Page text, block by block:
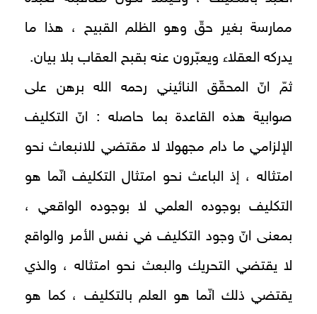
ممارسة بغير حقّ وهو الظلم القبيح ، هذا ما
يدركه العقلاء ويعبّرون عنه بقبح العقاب بلا بيان.
ثمّ انّ المحقّق النائيني رحمه ‌الله برهن على
صوابية هذه القاعدة بما حاصله : انّ التكليف
الإلزامي ما دام مجهولا لا مقتضي للانبعاث نحو
امتثاله ، إذ الباعث نحو امتثال التكليف انّما هو
التكليف بوجوده العلمي لا بوجوده الواقعي ،
بمعنى انّ وجود التكليف في نفس الأمر والواقع
لا يقتضي التحريك والبعث نحو امتثاله ، والذي
يقتضي ذلك انّما هو العلم بالتكليف ، كما هو